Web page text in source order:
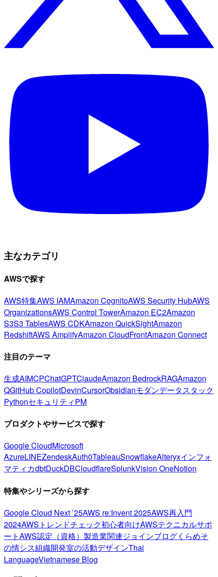
主なカテゴリ
AWSで探す
AWS特集AWS IAMAmazon CognitoAWS Security HubAWS
OrganizationsAWS Control TowerAmazon EC2Amazon
S3S3 TablesAWS CDKAmazon QuickSightAmazon
RedshiftAWS AmplifyAmazon CloudFrontAmazon Connect
注目のテーマ
生成AIMCPChatGPTClaudeAmazon BedrockRAGAmazon
QGitHub CopilotDevinCursorObsidianモダンデータスタック
PythonセキュリティPM
プロダクトやサービスで探す
Google CloudMicrosoft
AzureLINEZendeskAuth0TableauSnowflakeAlteryxインフォ
マティカdbtDuckDBCloudflareSplunkVision OneNotion
特集やシリーズから探す
Google Cloud Next ’25AWS re:Invent 2025AWS再入門
2024AWSトレンドチェック初心者向けAWSテクニカルサポ
ートAWS認定（資格） 製造業関連ジョインブログくらめそ
の情シス組織開発室の活動デザインThai
LanguageVietnamese Blog